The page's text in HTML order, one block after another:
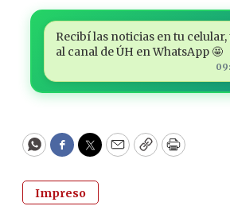
Recibí las noticias en tu
al canal de ÚH en WhatsApp 🤩
WhatsApp
Facebook
Twitter
EmailCopyPrint
Impreso